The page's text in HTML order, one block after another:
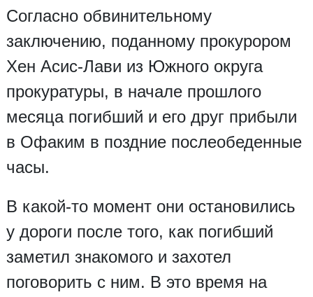
Согласно обвинительному
заключению, поданному прокурором
Хен Асис-Лави из Южного округа
прокуратуры, в начале прошлого
месяца погибший и его друг прибыли
в Офаким в поздние послеобеденные
часы.
В какой-то момент они остановились
у дороги после того, как погибший
заметил знакомого и захотел
поговорить с ним. В это время на